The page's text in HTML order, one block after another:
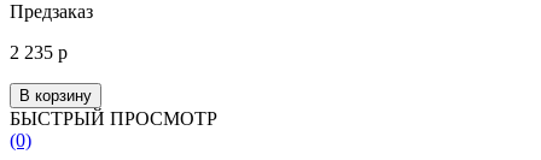
Предзаказ
2 235 р
В корзину
БЫСТРЫЙ ПРОСМОТР
(0)